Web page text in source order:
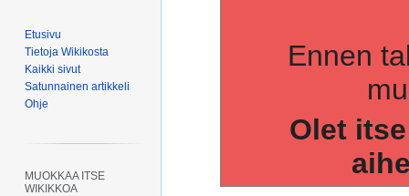
Ennen
Olet
Etusivu
Tietoja Wikikosta
Kaikki sivut
Satunnainen artikkeli
Ohje
MUOKKAA ITSE
WIKIKKOA